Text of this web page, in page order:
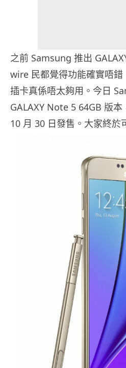
之前 Samsung 推出
wire 民都覺得功能確實唔
插卡真係唔太夠用。今日
GALAXY Note 5 64GB 版
10 月 30 日發售。大家終於